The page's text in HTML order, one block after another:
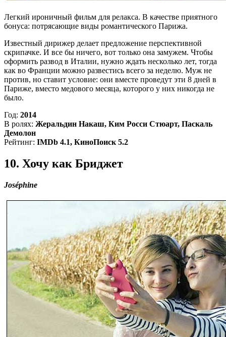
Легкий ироничный фильм для релакса. В качестве приятного
бонуса: потрясающие виды романтического Парижа.
Известный дирижер делает предложение перспективной
скрипачке. И все бы ничего, вот только она замужем. Чтобы
оформить развод в Италии, нужно ждать несколько лет, тогда
как во Франции можно развестись всего за неделю. Муж не
против, но ставит условие: они вместе проведут эти 8 дней в
Париже, вместо медового месяца, которого у них никогда не
было.
Год: 2014
В ролях: Жеральдин Накаш, Ким Росси Стюарт, Паскаль
Демолон
Рейтинг: IMDb 4.1, КиноПоиск 5.2
10. Хочу как Бриджет
Joséphine